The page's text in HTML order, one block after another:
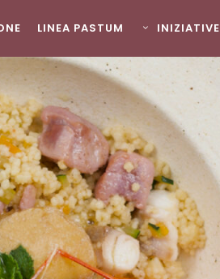
LINEA PASTUM INIZIATIVE